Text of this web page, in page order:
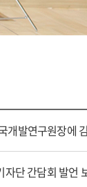
개발연구원장에
자단 간담회 발언